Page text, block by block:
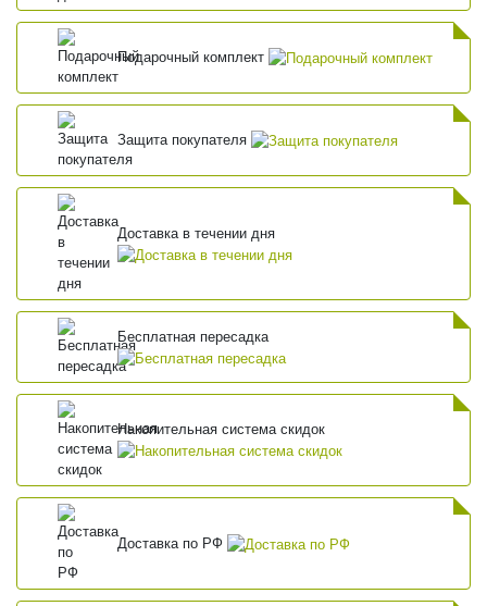
Подарочный комплект
Защита покупателя
Доставка в течении дня
Бесплатная пересадка
Накопительная система скидок
Доставка по РФ